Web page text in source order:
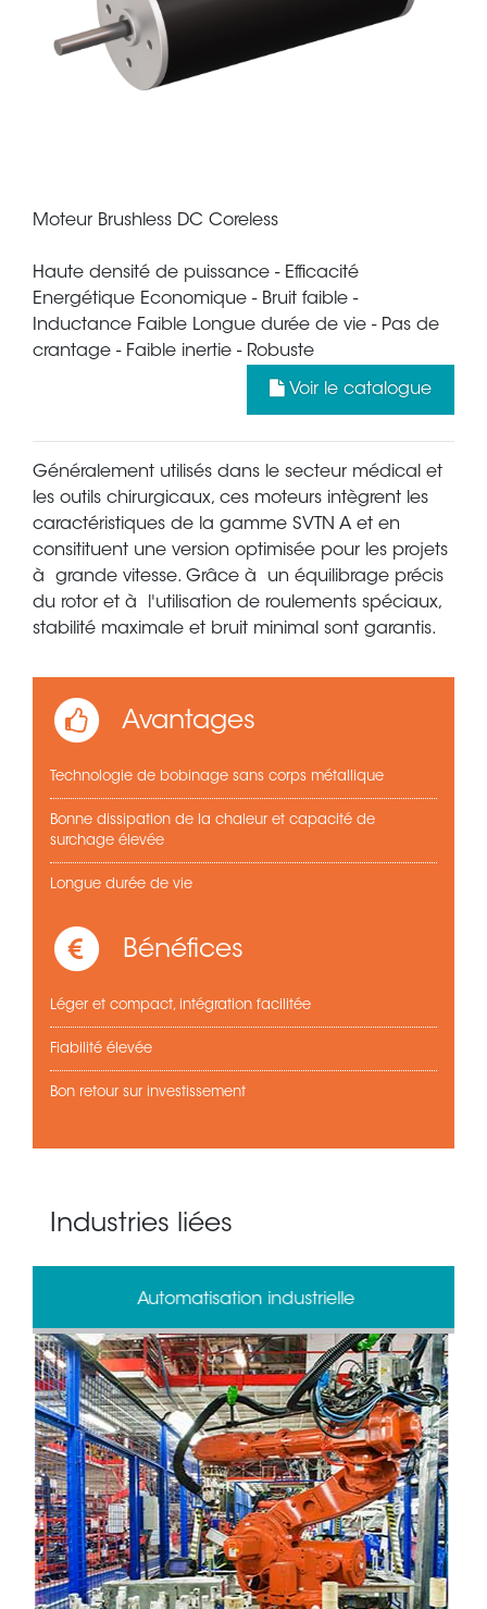
Moteur Brushless DC Coreless
Haute densité de puissance - Efficacité
Energétique Economique - Bruit faible -
Inductance Faible Longue durée de vie - Pas de
crantage - Faible inertie - Robuste
Voir le catalogue
Généralement utilisés dans le secteur médical et
les outils chirurgicaux, ces moteurs intègrent les
caractéristiques de la gamme SVTN A et en
consitituent une version optimisée pour les projets
à grande vitesse. Grâce à un équilibrage précis
du rotor et à l'utilisation de roulements spéciaux,
stabilité maximale et bruit minimal sont garantis.
Avantages
Technologie de bobinage sans corps métallique
Bonne dissipation de la chaleur et capacité de
surchage élevée
Longue durée de vie
Bénéfices
Léger et compact, intégration facilitée
Fiabilité élevée
Bon retour sur investissement
Industries liées
Automatisation industrielle